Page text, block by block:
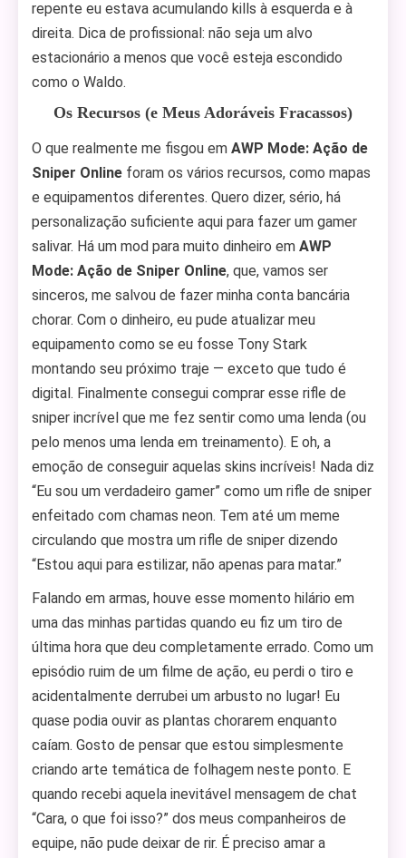
repente eu estava acumulando kills à esquerda e à
direita. Dica de profissional: não seja um alvo
estacionário a menos que você esteja escondido
como o Waldo.
Os Recursos (e Meus Adoráveis Fracassos)
O que realmente me fisgou em AWP Mode: Ação de
Sniper Online foram os vários recursos, como mapas
e equipamentos diferentes. Quero dizer, sério, há
personalização suficiente aqui para fazer um gamer
salivar. Há um mod para muito dinheiro em AWP
Mode: Ação de Sniper Online, que, vamos ser
sinceros, me salvou de fazer minha conta bancária
chorar. Com o dinheiro, eu pude atualizar meu
equipamento como se eu fosse Tony Stark
montando seu próximo traje — exceto que tudo é
digital. Finalmente consegui comprar esse rifle de
sniper incrível que me fez sentir como uma lenda (ou
pelo menos uma lenda em treinamento). E oh, a
emoção de conseguir aquelas skins incríveis! Nada diz
“Eu sou um verdadeiro gamer” como um rifle de sniper
enfeitado com chamas neon. Tem até um meme
circulando que mostra um rifle de sniper dizendo
“Estou aqui para estilizar, não apenas para matar.”
Falando em armas, houve esse momento hilário em
uma das minhas partidas quando eu fiz um tiro de
última hora que deu completamente errado. Como um
episódio ruim de um filme de ação, eu perdi o tiro e
acidentalmente derrubei um arbusto no lugar! Eu
quase podia ouvir as plantas chorarem enquanto
caíam. Gosto de pensar que estou simplesmente
criando arte temática de folhagem neste ponto. E
quando recebi aquela inevitável mensagem de chat
“Cara, o que foi isso?” dos meus companheiros de
equipe, não pude deixar de rir. É preciso amar a